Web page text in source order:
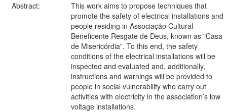
Abstract:
This work aims to propose techniques that
promote the safety of electrical installations and
people residing in Associação Cultural
Beneficente Resgate de Deus, known as "Casa
de Misericórdia". To this end, the safety
conditions of the electrical installations will be
inspected and evaluated and, additionally,
instructions and warnings will be provided to
people in social vulnerability who carry out
activities with electricity in the association’s low
voltage installations.